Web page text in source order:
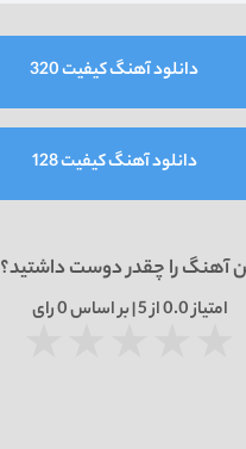
دانلود آهنگ کیفیت 320
دانلود آهنگ کیفیت 128
آهنگ را چقدر دوست داشتید؟
امتیاز0.0از 5 | بر اساس 0رای